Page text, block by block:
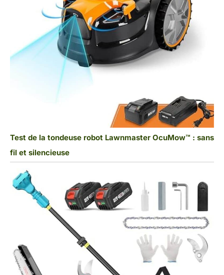
Test de la tondeuse robot Lawnmaster OcuMow™ : sans
fil et silencieuse